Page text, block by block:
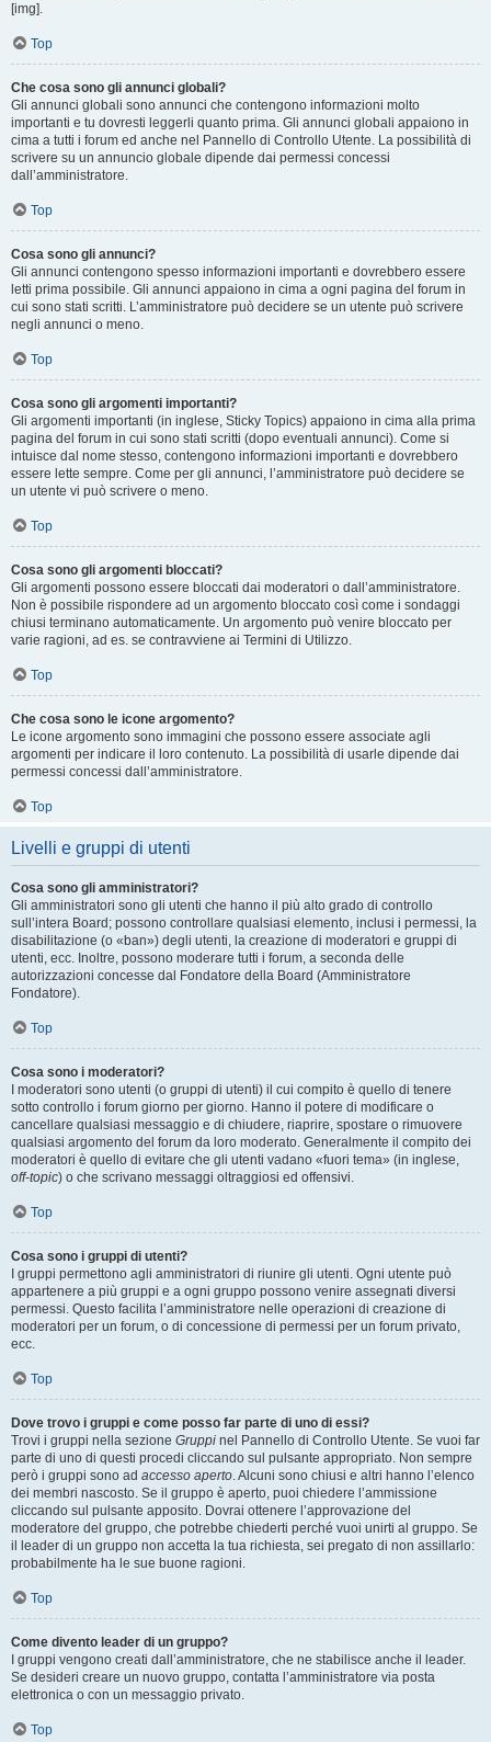
[img].
Top
Che cosa sono gli annunci globali?
Gli annunci globali sono annunci che contengono informazioni molto
importanti e tu dovresti leggerli quanto prima. Gli annunci globali appaiono in
cima a tutti i forum ed anche nel Pannello di Controllo Utente. La possibilità di
scrivere su un annuncio globale dipende dai permessi concessi
dall’amministratore.
Top
Cosa sono gli annunci?
Gli annunci contengono spesso informazioni importanti e dovrebbero essere
letti prima possibile. Gli annunci appaiono in cima a ogni pagina del forum in
cui sono stati scritti. L’amministratore può decidere se un utente può scrivere
negli annunci o meno.
Top
Cosa sono gli argomenti importanti?
Gli argomenti importanti (in inglese, Sticky Topics) appaiono in cima alla prima
pagina del forum in cui sono stati scritti (dopo eventuali annunci). Come si
intuisce dal nome stesso, contengono informazioni importanti e dovrebbero
essere lette sempre. Come per gli annunci, l’amministratore può decidere se
un utente vi può scrivere o meno.
Top
Cosa sono gli argomenti bloccati?
Gli argomenti possono essere bloccati dai moderatori o dall’amministratore.
Non è possibile rispondere ad un argomento bloccato così come i sondaggi
chiusi terminano automaticamente. Un argomento può venire bloccato per
varie ragioni, ad es. se contravviene ai Termini di Utilizzo.
Top
Che cosa sono le icone argomento?
Le icone argomento sono immagini che possono essere associate agli
argomenti per indicare il loro contenuto. La possibilità di usarle dipende dai
permessi concessi dall’amministratore.
Top
Livelli e gruppi di utenti
Cosa sono gli amministratori?
Gli amministratori sono gli utenti che hanno il più alto grado di controllo
sull’intera Board; possono controllare qualsiasi elemento, inclusi i permessi, la
disabilitazione (o «ban») degli utenti, la creazione di moderatori e gruppi di
utenti, ecc. Inoltre, possono moderare tutti i forum, a seconda delle
autorizzazioni concesse dal Fondatore della Board (Amministratore
Fondatore).
Top
Cosa sono i moderatori?
I moderatori sono utenti (o gruppi di utenti) il cui compito è quello di tenere
sotto controllo i forum giorno per giorno. Hanno il potere di modificare o
cancellare qualsiasi messaggio e di chiudere, riaprire, spostare o rimuovere
qualsiasi argomento del forum da loro moderato. Generalmente il compito dei
moderatori è quello di evitare che gli utenti vadano «fuori tema» (in inglese,
off-topic) o che scrivano messaggi oltraggiosi ed offensivi.
Top
Cosa sono i gruppi di utenti?
I gruppi permettono agli amministratori di riunire gli utenti. Ogni utente può
appartenere a più gruppi e a ogni gruppo possono venire assegnati diversi
permessi. Questo facilita l’amministratore nelle operazioni di creazione di
moderatori per un forum, o di concessione di permessi per un forum privato,
ecc.
Top
Dove trovo i gruppi e come posso far parte di uno di essi?
Trovi i gruppi nella sezione Gruppi nel Pannello di Controllo Utente. Se vuoi far
parte di uno di questi procedi cliccando sul pulsante appropriato. Non sempre
però i gruppi sono ad accesso aperto. Alcuni sono chiusi e altri hanno l’elenco
dei membri nascosto. Se il gruppo è aperto, puoi chiedere l’ammissione
cliccando sul pulsante apposito. Dovrai ottenere l’approvazione del
moderatore del gruppo, che potrebbe chiederti perché vuoi unirti al gruppo. Se
il leader di un gruppo non accetta la tua richiesta, sei pregato di non assillarlo:
probabilmente ha le sue buone ragioni.
Top
Come divento leader di un gruppo?
I gruppi vengono creati dall’amministratore, che ne stabilisce anche il leader.
Se desideri creare un nuovo gruppo, contatta l’amministratore via posta
elettronica o con un messaggio privato.
Top